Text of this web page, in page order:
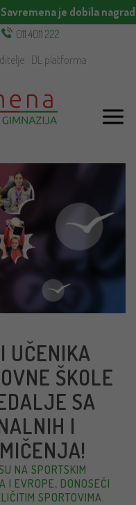
je dobila
011 4011 222
DL platforma
UČENIKA
ŠKOLE
SA
I
NA SPORTSKIM
I EVROPE, DONOSEĆI
SPORTOVIMA.